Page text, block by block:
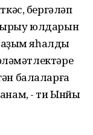
бергәләп
юлдарын
аҙым яһалды
балаларға
- ти Ынйы